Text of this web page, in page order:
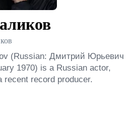
(Russian: Дмитрий Юрьевич
1970) is a Russian actor,
recent record producer.